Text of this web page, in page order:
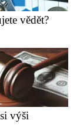
vědět?
výši